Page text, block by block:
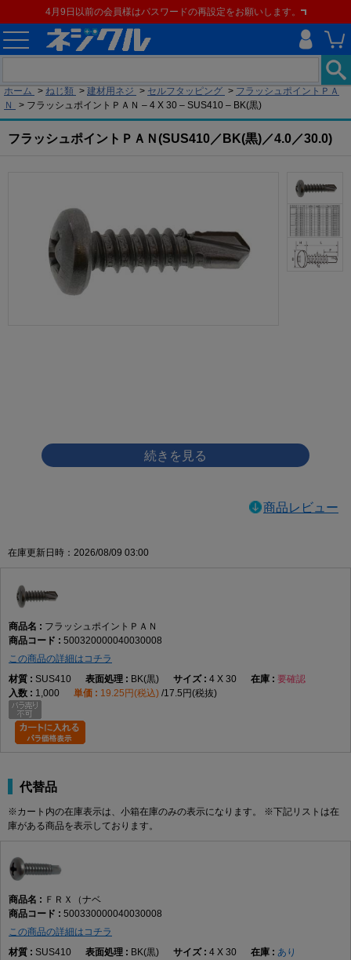
4月9日以前の会員様はパスワードの再設定をお願いします。
ホーム > ねじ類 > 建材用ネジ > セルフタッピング > フラッシュポイントＰＡ
Ｎ
> フラッシュポイントＰＡＮ – 4 X 30 – SUS410 – BK(黒)
フラッシュポイントＰＡＮ(SUS410／BK(黒)／4.0／30.0)
商品レビュー
在庫更新日時：2026/08/09 03:00
フラッシュポイントＰＡＮ
500320000040030008
この商品の詳細はコチラ
SUS410
BK(黒) 4 X 30
要確認
1,000
19.25円(税込) 17.5円(税抜)
代替品
※カート内の在庫表示は、小箱在庫のみの表示になります。 ※下記リストは在
庫がある商品を表示しております。
ＦＲＸ（ナベ
500330000040030008
この商品の詳細はコチラ
SUS410
BK(黒) 4 X 30
あり